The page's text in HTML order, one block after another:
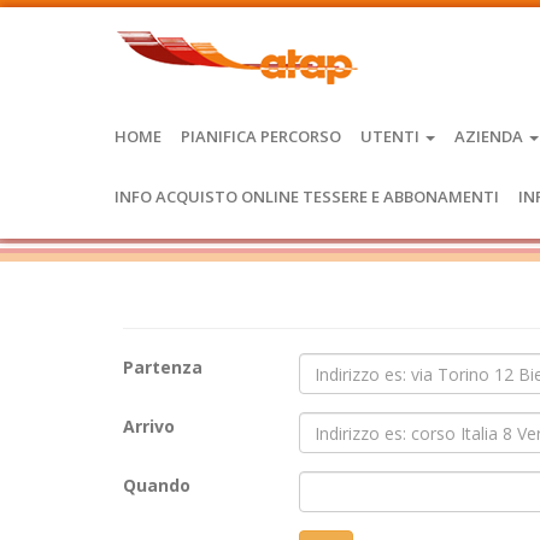
HOME PIANIFICA PERCORSO UTENTI AZIENDA
INFO ACQUISTO ONLINE TESSERE E ABBONAMENTI
Partenza
Arrivo
Quando